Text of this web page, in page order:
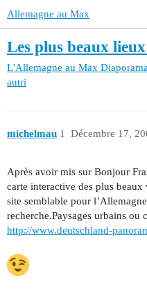
Allemagne au Max
Les plus beaux
L'Allemagne au Max
autri
michelmau Décembre 17,
1
Après avoir mis sur Bonjour
carte interactive des plus
site semblable pour
recherche.Paysages urbains ou
http://www.deutschland-